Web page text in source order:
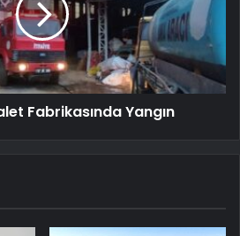
Fabrikasında Yangın